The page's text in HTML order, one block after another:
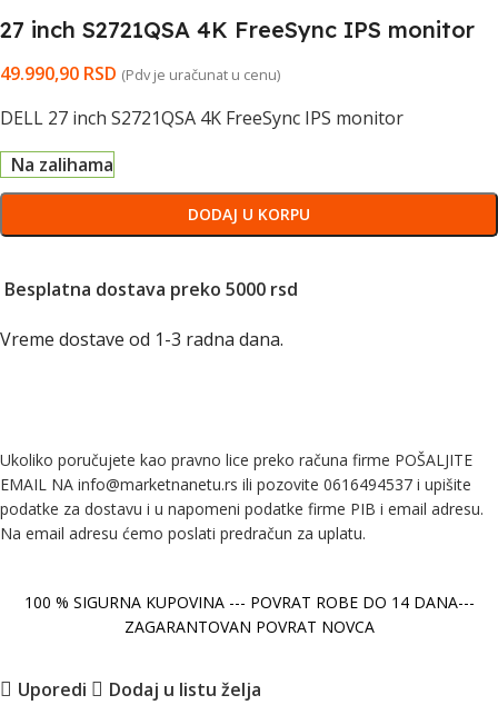
27 inch S2721QSA 4K FreeSync IPS monitor
49.990,90 RSD (Pdv je uračunat u cenu)
DELL 27 inch S2721QSA 4K FreeSync IPS monitor
Na zalihama
DODAJ U KORPU
Besplatna dostava preko 5000 rsd
Vreme dostave od 1-3 radna dana.
Ukoliko poručujete kao pravno lice preko računa firme POŠALJITE
EMAIL NA info@marketnanetu.rs ili pozovite 0616494537 i upišite
podatke za dostavu i u napomeni podatke firme PIB i email adresu.
Na email adresu ćemo poslati predračun za uplatu.
100 % SIGURNA KUPOVINA --- POVRAT ROBE DO 14 DANA---
ZAGARANTOVAN POVRAT NOVCA
Uporedi
Dodaj u listu želja